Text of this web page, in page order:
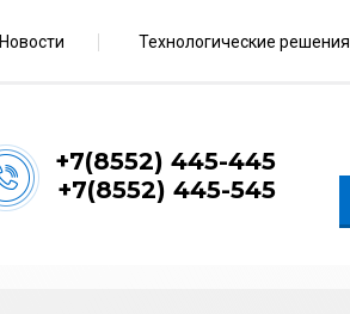
Новости Технологические решения
+7(8552) 445-445
+7(8552) 445-545